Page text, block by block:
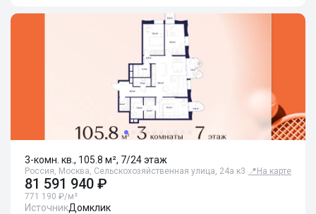
3-комн. кв., 105.8 м², 7/24 этаж
Россия, Москва, Сельскохозяйственная улица, 24а к3 📍 На карте
81 591 940 ₽
771 190 ₽/м²
ИсточникДомклик